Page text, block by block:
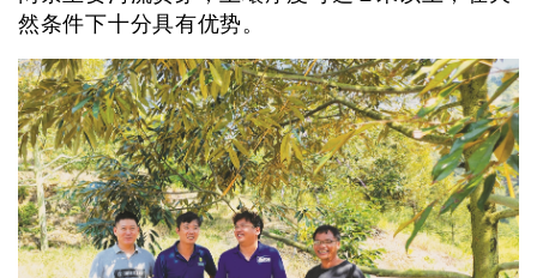
然条件下十分具有优势。